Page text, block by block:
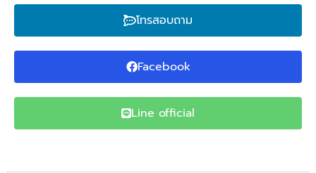
โทรสอบถาม
Facebook
Line official